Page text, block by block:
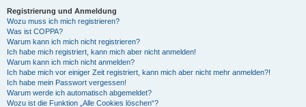
Registrierung und Anmeldung
Wozu muss ich mich registrieren?
Was ist COPPA?
Warum kann ich mich nicht registrieren?
Ich habe mich registriert, kann mich aber nicht anmelden!
Warum kann ich mich nicht anmelden?
Ich habe mich vor einiger Zeit registriert, kann mich aber nicht mehr anmelden?!
Ich habe mein Passwort vergessen!
Warum werde ich automatisch abgemeldet?
Wozu ist die Funktion „Alle Cookies löschen“?